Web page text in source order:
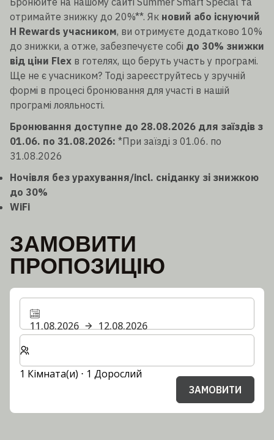
отримайте знижку до 20%**. Як новий або існуючий
H Rewards учасником, ви отримуєте додатково 10%
до знижки, а отже, забезпечуєте собі до 30% знижки
від ціни Flex в готелях, що беруть участь у програмі.
Ще не є учасником? Тоді зареєструйтесь у зручній
формі в процесі бронювання для участі в нашій
програмі лояльності.
Бронювання доступне до 28.08.2026 для заїздів з
01.06. по 31.08.2026: *При заїзді з 01.06. по
31.08.2026
Ночівля без урахування/incl. сніданку зі знижкою
до 30%
WiFi
ЗАМОВИТИ
ПРОПОЗИЦІЮ
11.08.2026
12.08.2026
Виберіть кількість кімнат та гостей для вашого
1 Кімната(и) ⋅ 1 Дорослий
ЗАМОВИТИ